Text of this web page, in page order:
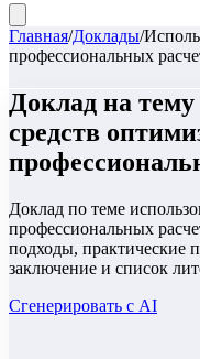
Главная/Доклады/
профессиональных
Доклад на тему
средств
Доклад по теме
профессиональных
подходы, практические
заключение и список
Сгенерировать с AI